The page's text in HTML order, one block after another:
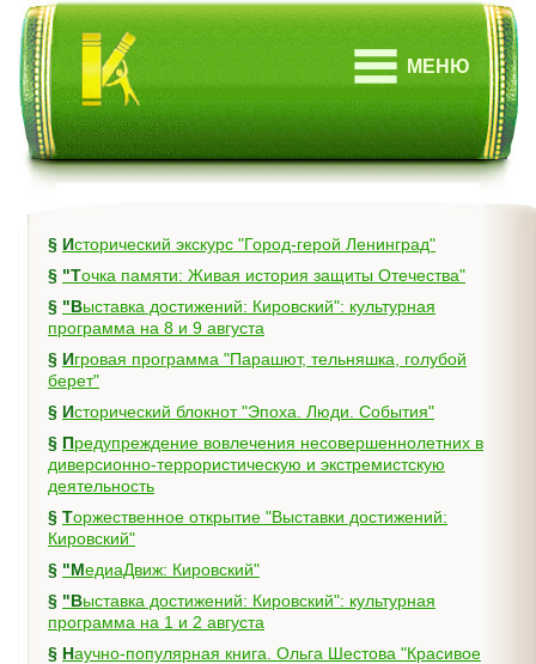
МЕНЮ
§
Исторический экскурс "Город-герой Ленинград"
§
"Точка памяти: Живая история защиты Отечества"
§ "Выставка достижений: Кировский": культурная
программа на 8 и 9 августа
§ Игровая программа "Парашют, тельняшка, голубой
берет"
§
Исторический блокнот "Эпоха. Люди. События"
§ Предупреждение вовлечения несовершеннолетних в
диверсионно-террористическую и экстремистскую
деятельность
§ Торжественное открытие "Выставки достижений:
Кировский"
§
"МедиаДвиж: Кировский"
§ "Выставка достижений: Кировский": культурная
программа на 1 и 2 августа
§ Научно-популярная книга. Ольга Шестова "Красивое